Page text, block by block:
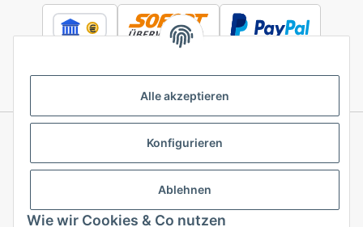
Alle akzeptieren
Konfigurieren
Ablehnen
Wie wir Cookies & Co nutzen
Informationen
Gesetzliche Informationen